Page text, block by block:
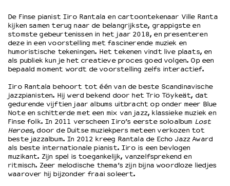
OVER LANTARENVENSTER
Wat we doen
Werken bij
Wie is wie
Historie
Partners
Huisregels
Privacyverklaring
Integriteits- en gedragscode
Duurzaamheid
Culturele boycot Israël
Ruimte voor artistieke vrijheid – VNPF
De Finse pianist Iiro Rantala en cartoontekenaar Ville Ranta
kijken samen terug naar de belangrijkste, grappigste en
stomste gebeurtenissen in het jaar 2018, en presenteren
deze in een voorstelling met fascinerende muziek en
humoristische tekeningen. Het tekenen vindt live plaats, en
als publiek kun je het creatieve proces goed volgen. Op een
bepaald moment wordt de voorstelling zelfs interactief.
Iiro Rantala behoort tot één van de beste Scandinavische
jazzpianisten. Hij werd bekend door het Trio Töykeät, dat
gedurende vijftien jaar albums uitbracht op onder meer Blue
Note en schitterde met een mix van jazz, klassieke muziek en
Finse folk. In 2011 verscheen Iiro’s eerste soloalbum Lost
Heroes, door de Duitse muziekpers meteen verkozen tot
beste jazzalbum. In 2012 kreeg Rantala de Echo Jazz Award
als beste internationale pianist. Iiro is een bevlogen
muzikant. Zijn spel is toegankelijk, vanzelfsprekend en
ritmisch. Zeer melodische thema’s zijn bijna woordloze liedjes
waarover hij bijzonder fraai soleert.